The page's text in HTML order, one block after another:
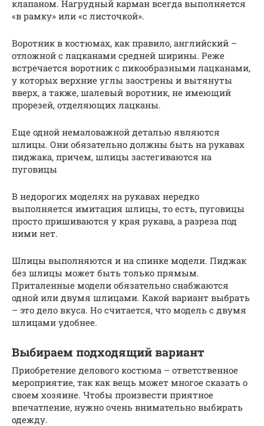
клапаном. Нагрудный карман всегда выполняется
«в рамку» или «с листочкой».
Воротник в костюмах, как правило, английский –
отложной с лацканами средней ширины. Реже
встречается воротник с пикообразными лацканами,
у которых верхние углы заострены и вытянуты
вверх, а также, шалевый воротник, не имеющий
прорезей, отделяющих лацканы.
Еще одной немаловажной деталью являются
шлицы. Они обязательно должны быть на рукавах
пиджака, причем, шлицы застегиваются на
пуговицы
В недорогих моделях на рукавах нередко
выполняется имитация шлицы, то есть, пуговицы
просто пришиваются у края рукава, а разреза под
ними нет.
Шлицы выполняются и на спинке модели. Пиджак
без шлицы может быть только прямым.
Приталенные модели обязательно снабжаются
одной или двумя шлицами. Какой вариант выбрать
– это дело вкуса. Но считается, что модель с двумя
шлицами удобнее.
Выбираем подходящий вариант
Приобретение делового костюма – ответственное
мероприятие, так как вещь может многое сказать о
своем хозяине. Чтобы произвести приятное
впечатление, нужно очень внимательно выбирать
одежду.